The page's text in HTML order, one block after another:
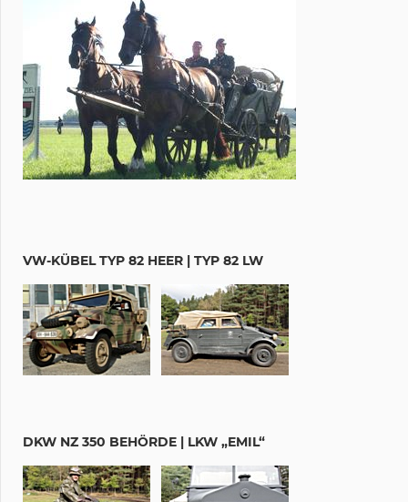
VW-KÜBEL TYP 82 HEER | TYP 82 LW
DKW NZ 350 BEHÖRDE | LKW „EMIL“